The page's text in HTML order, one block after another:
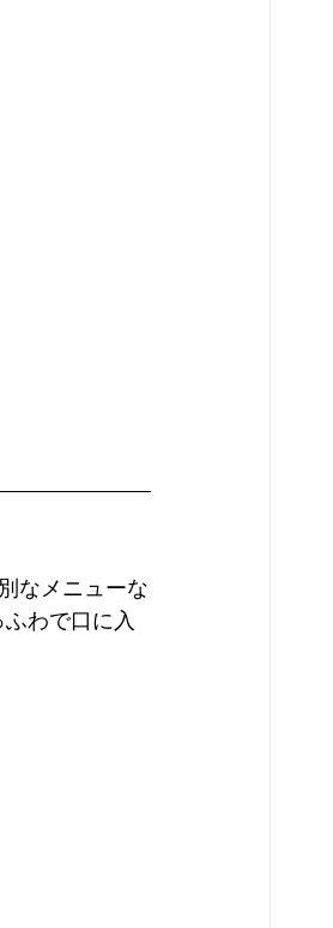
なメニューな
わで口に入